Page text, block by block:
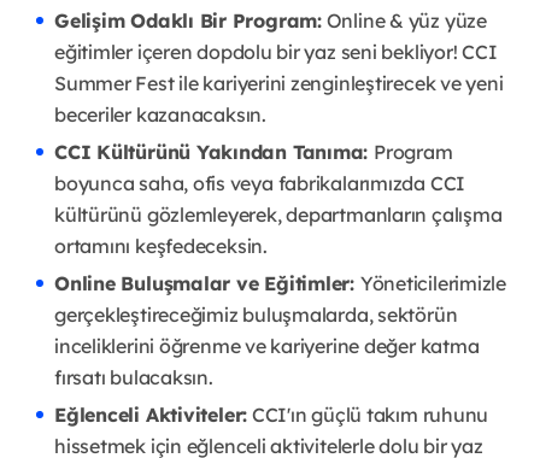
Gelişim Odaklı Bir Program:Online & yüz yüze
eğitimler içeren dopdolu bir yaz seni bekliyor! CCI
Summer Fest ile kariyerini zenginleştirecek ve yeni
beceriler kazanacaksın.
CCI Kültürünü Yakından Tanıma: Program
boyunca saha, ofis veya fabrikalarımızda CCI
kültürünü gözlemleyerek, departmanların çalışma
ortamını keşfedeceksin.
Online Buluşmalar ve Eğitimler: Yöneticilerimizle
gerçekleştireceğimiz buluşmalarda, sektörün
inceliklerini öğrenme ve kariyerine değer katma
fırsatı bulacaksın.
Eğlenceli Aktiviteler: CCI'ın güçlü takım ruhunu
hissetmek için eğlenceli aktivitelerle dolu bir yaz